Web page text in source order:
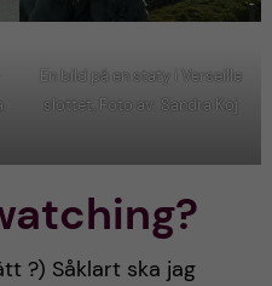
En bild på en staty i Verseille
slottet, Foto av: Sandra Koj
?) Såklart ska jag